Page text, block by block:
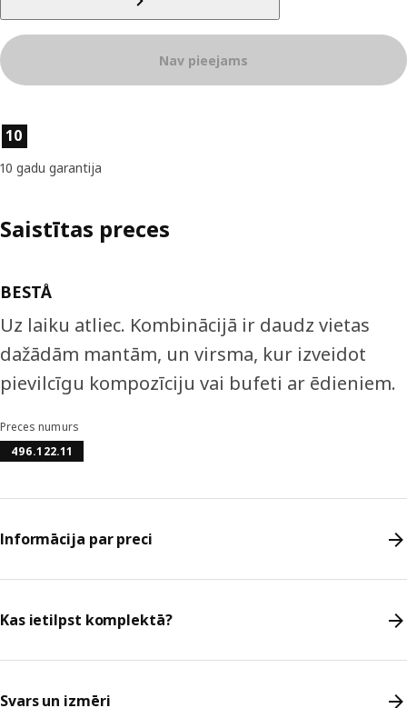
Nav pieejams
Preces īpašības
10
10 gadu garantija
Saistītas preces
BESTÅ
Uz laiku atliec. Kombinācijā ir daudz vietas
dažādām mantām, un virsma, kur izveidot
pievilcīgu kompozīciju vai bufeti ar ēdieniem.
Preces numurs
496.122.11
Informācija par preci
Kas ietilpst komplektā?
Svars un izmēri